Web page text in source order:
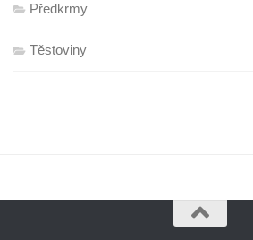
Předkrmy
Těstoviny